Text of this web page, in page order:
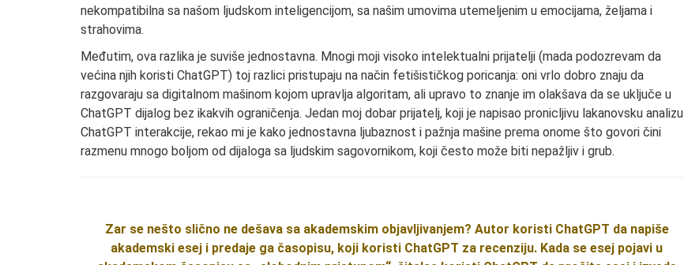
nekompatibilna sa našom ljudskom inteligencijom, sa našim umovima utemeljenim u emocijama, željama i
strahovima.
Međutim, ova razlika je suviše jednostavna. Mnogi moji visoko intelektualni prijatelji (mada podozrevam da
većina njih koristi ChatGPT) toj razlici pristupaju na način fetišističkog poricanja: oni vrlo dobro znaju da
razgovaraju sa digitalnom mašinom kojom upravlja algoritam, ali upravo to znanje im olakšava da se uključe u
ChatGPT dijalog bez ikakvih ograničenja. Jedan moj dobar prijatelj, koji je napisao pronicljivu lakanovsku analizu
ChatGPT interakcije, rekao mi je kako jednostavna ljubaznost i pažnja mašine prema onome što govori čini
razmenu mnogo boljom od dijaloga sa ljudskim sagovornikom, koji često može biti nepažljiv i grub.
Zar se nešto slično ne dešava sa akademskim objavljivanjem? Autor koristi ChatGPT da napiše
akademski esej i predaje ga časopisu, koji koristi ChatGPT za recenziju. Kada se esej pojavi u